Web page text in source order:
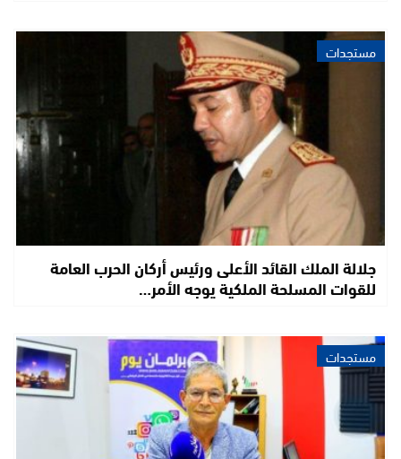
مستجدات
جلالة الملك القائد الأعلى ورئيس أركان الحرب العامة
للقوات المسلحة الملكية يوجه الأمر…
مستجدات